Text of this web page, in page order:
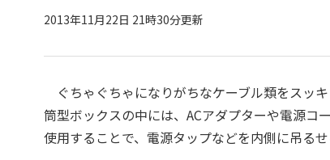
2013年11月22日 21時30分更新
ぐちゃぐちゃになりがちなケーブル類をスッ
筒型ボックスの中には、ACアダプターや電源コ
使用することで、電源タップなどを内側に吊る